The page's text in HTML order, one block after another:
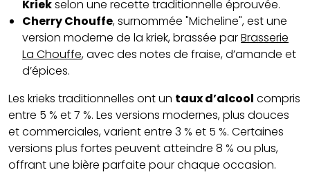
Kriekselon une recette traditionnelle éprouvée.
Cherry Chouffe, surnommée "Micheline", est une
version moderne de la kriek, brassée parBrasserie
La Chouffe, avec des notes de fraise, d’amande et
d’épices.
Les krieks traditionnelles ont un taux d’alcool compris
entre 5 % et 7 %. Les versions modernes, plus douces
et commerciales, varient entre 3 % et 5 %. Certaines
versions plus fortes peuvent atteindre 8 % ou plus,
offrant une bière parfaite pour chaque occasion.